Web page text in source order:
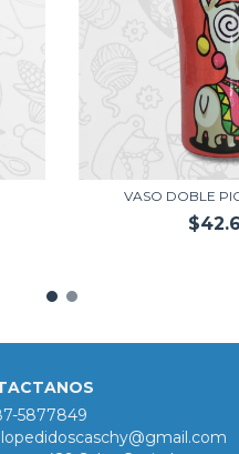
VASO DOBLE
5877849